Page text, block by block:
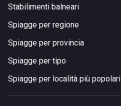
Stabilimenti balneari
Spiagge per regione
Spiagge per provincia
Spiagge per tipo
Spiagge per località più popolari